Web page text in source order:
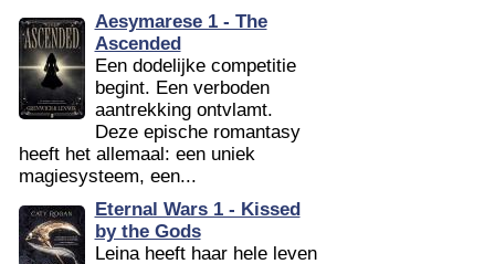
Aesymarese 1 - The
Ascended
Een dodelijke competitie
begint. Een verboden
aantrekking ontvlamt.
Deze epische romantasy
heeft het allemaal: een uniek
magiesysteem, een...
Eternal Wars 1 - Kissed
by the Gods
Leina heeft haar hele leven